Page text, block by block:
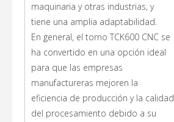
maquinaria y otras industrias, y
tiene una amplia adaptabilidad.
En general, el torno TCK600 CNC se
ha convertido en una opción ideal
para que las empresas
manufactureras mejoren la
eficiencia de producción y la calidad
del procesamiento debido a su